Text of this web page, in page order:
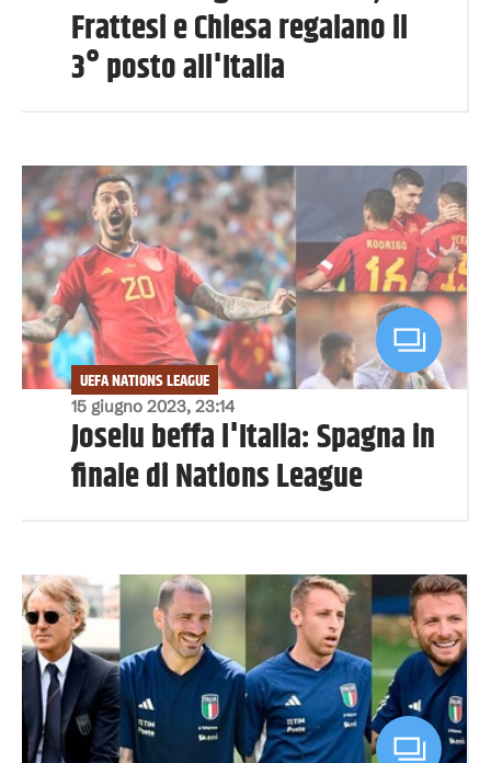
Frattesi e Chiesa regalano il
3° posto all'Italia
15 giugno 2023, 23:14
UEFA NATIONS LEAGUE
Joselu beffa l'Italia: Spagna in
finale di Nations League